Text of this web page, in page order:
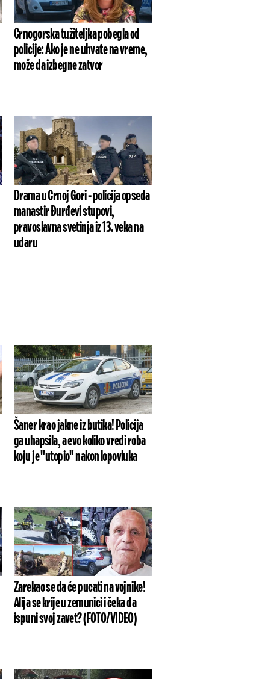
Crnogorska tužiteljka pobegla od
policije: Ako je ne uhvate na vreme,
može da izbegne zatvor
Drama u Crnoj Gori - policija opseda
manastir Đurđevi stupovi,
pravoslavna svetinja iz 13. veka na
udaru
Šaner krao jakne iz butika! Policija
ga uhapsila, a evo koliko vredi roba
koju je "utopio" nakon lopovluka
Zarekao se da će pucati na vojnike!
Alija se krije u zemunici i čeka da
ispuni svoj zavet? (FOTO/VIDEO)